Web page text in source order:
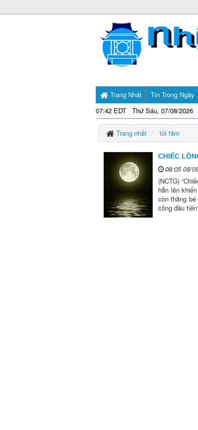
Trang Nhất
07:42 EDT Thứ Sáu, 07/08/2026
Tin Trong Ngày
Trang nhất tối tăm
CHIẾC
08:05 08/
(NCTG)
hẳn lên
còn thằng
công đầu